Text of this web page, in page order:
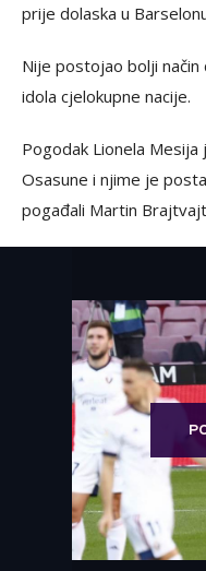
prije dolaska u
Nije postojao bolji
idola cjelokupne nacije.
Pogodak Lionela
Osasune i njime je
pogađali Martin